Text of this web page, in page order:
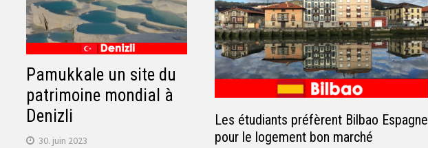
Les étudiants préfèrent Bilbao Espagne
pour le logement bon marché
Pamukkale un site du
patrimoine mondial à
Denizli
30. juin 2023